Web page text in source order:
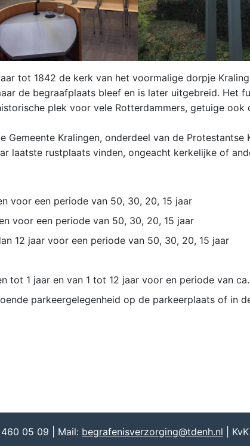
tot 1842 de kerk van het voormalige dorpje
de begraafplaats bleef en is later uitgebreid. Het
plek voor vele Rotterdammers, getuige ook
Gemeente Kralingen, onderdeel van de Protestantse
laatste rustplaats vinden, ongeacht kerkelijke of
voor een periode van 50, 30, 20, 15 jaar
voor een periode van 50, 30, 20, 15 jaar
12 jaar voor een periode van 50, 30, 20, 15 jaar
tot 1 jaar en van 1 tot 12 jaar voor en periode van
parkeergelegenheid op de parkeerplaats of in
460 05 09 | Mail: begrafenisverzorging@tdenh.nl |